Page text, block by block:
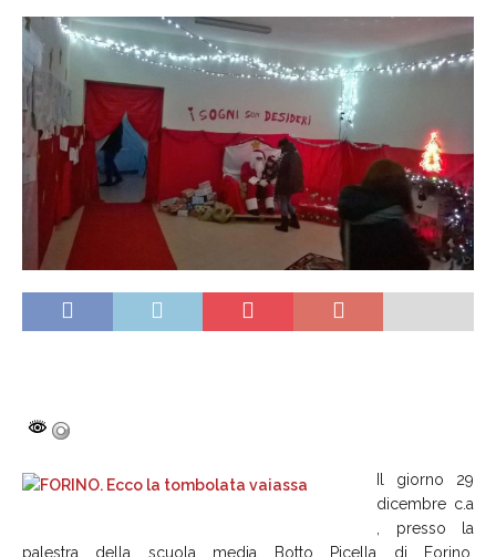
Il giorno 29
dicembre c.a
, presso la
palestra della scuola media Botto Picella di Forino,